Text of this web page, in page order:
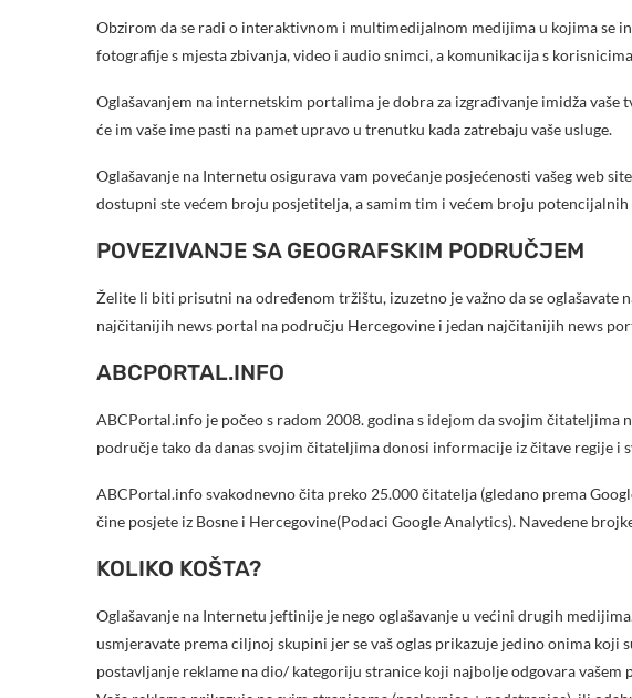
Obzirom da se radi o interaktivnom i multimedijalnom medijima u kojima se
fotografije s mjesta zbivanja, video i audio snimci, a komunikacija s
Oglašavanjem na internetskim portalima je dobra za izgrađivanje imidža
će im vaše ime pasti na pamet upravo u trenutku kada zatrebaju vaše usluge.
Oglašavanje na Internetu osigurava vam povećanje posjećenosti vašeg web
dostupni ste većem broju posjetitelja, a samim tim i većem broju
POVEZIVANJE SA GEOGRAFSKIM PODRUČJEM
Želite li biti prisutni na određenom tržištu, izuzetno je važno da se
najčitanijih news portal na području Hercegovine i jedan najčitanijih news
ABCPORTAL.INFO
ABCPortal.info je počeo s radom 2008. godina s idejom da svojim
područje tako da danas svojim čitateljima donosi informacije iz čitave regije i
ABCPortal.info svakodnevno čita preko 25.000 čitatelja (gledano prema
čine posjete iz Bosne i Hercegovine(Podaci Google Analytics). Navedene
KOLIKO KOŠTA?
Oglašavanje na Internetu jeftinije je nego oglašavanje u većini drugih
usmjeravate prema ciljnoj skupini jer se vaš oglas prikazuje jedino onima
postavljanje reklame na dio/ kategoriju stranice koji najbolje odgovara